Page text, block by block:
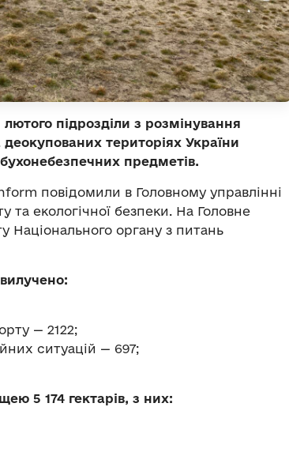
підрозділи з розмінування
територіях України
предметів.
повідомили в Головному управлінні
та екологічної безпеки. На Головне
Національного органу з питань
— 2122;
ситуацій — 697;
5 174 гектарів, з них: